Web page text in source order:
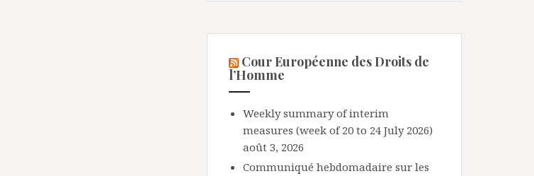
Cour Européenne des Droits de
l’Homme
Weekly summary of interim
measures (week of 20 to 24 July 2026)
août 3, 2026
Communiqué hebdomadaire sur les